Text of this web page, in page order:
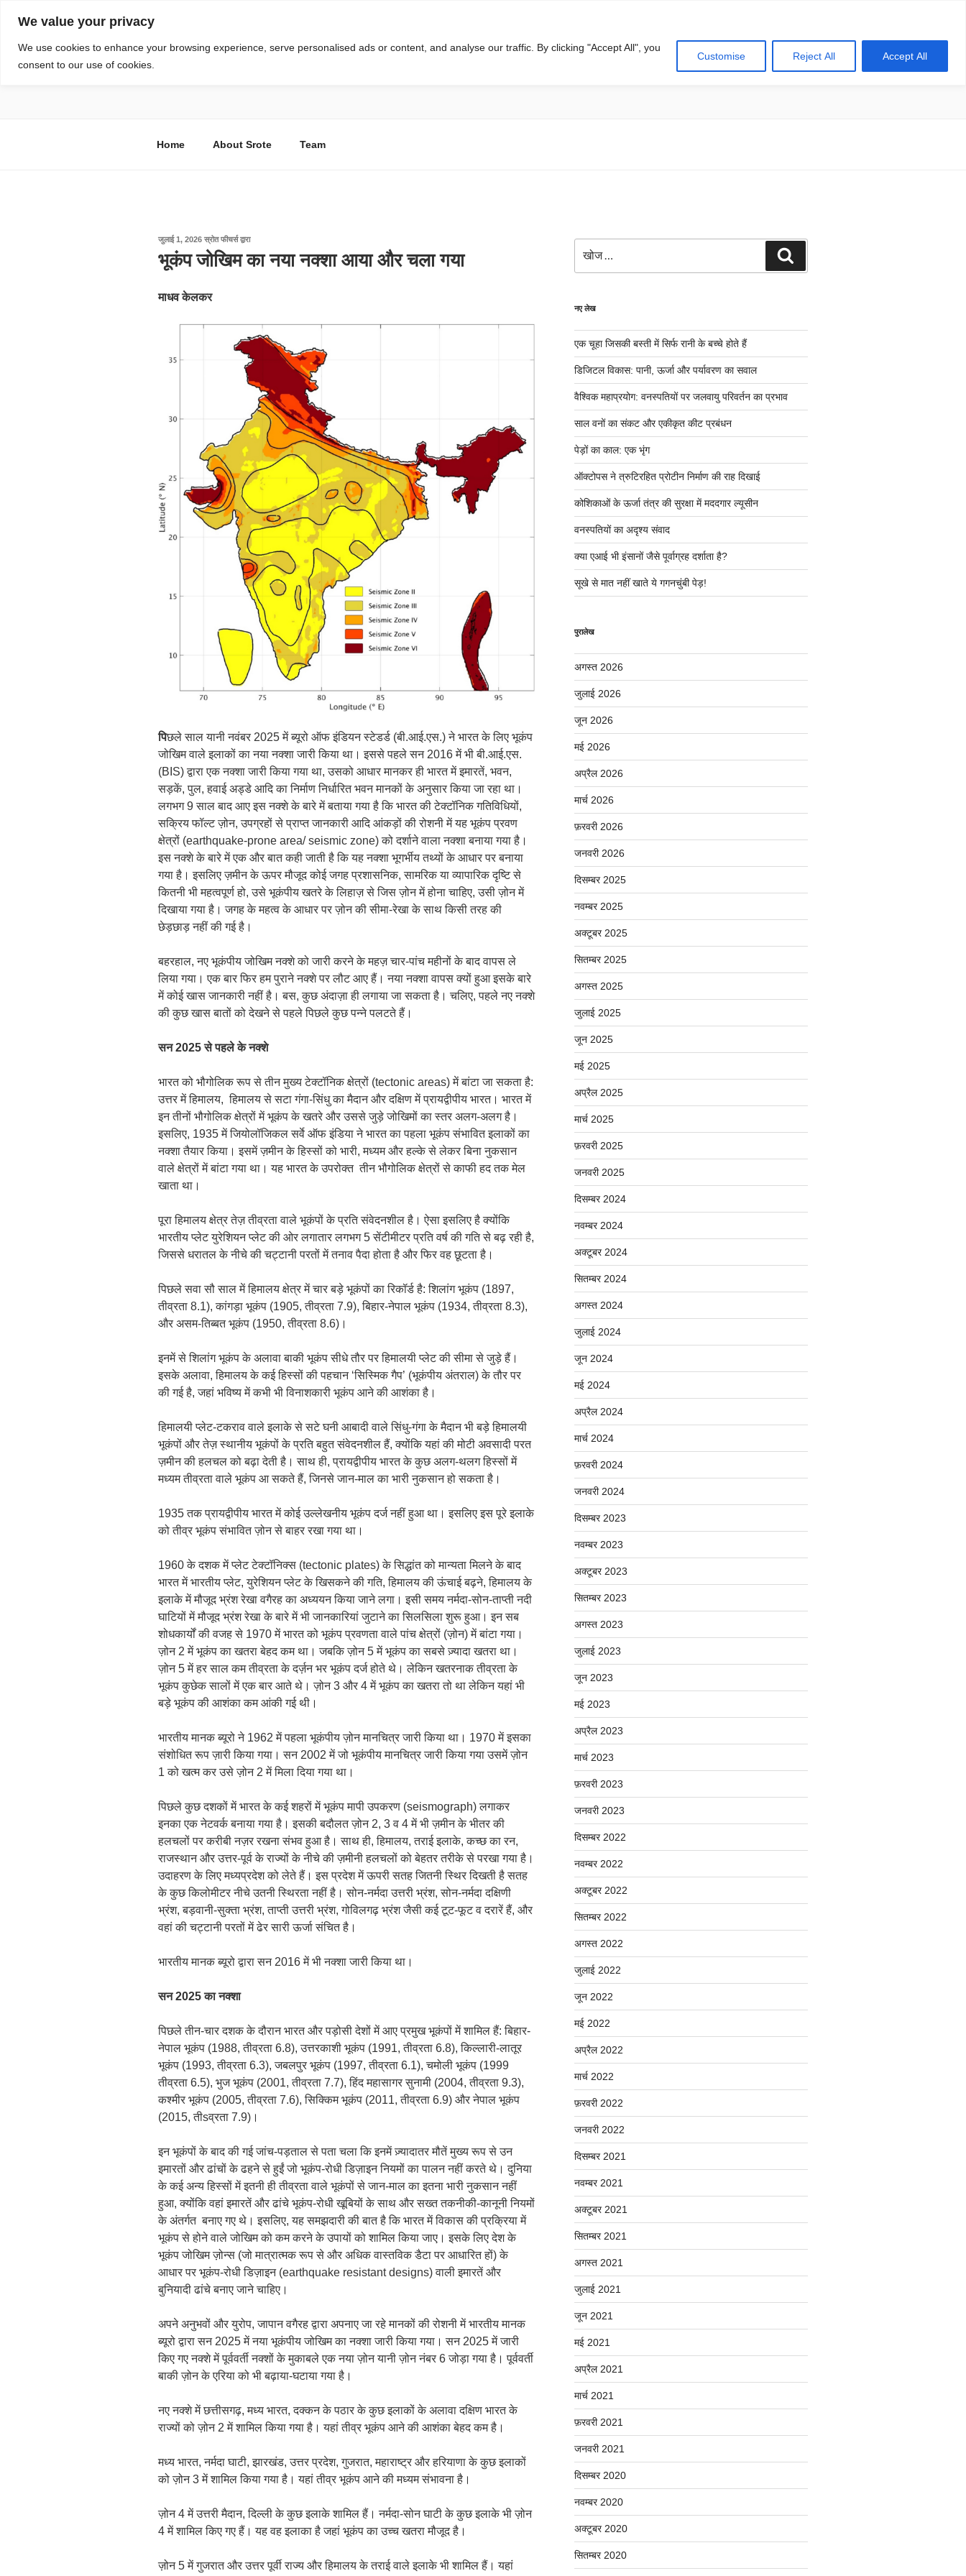
We value your privacy
We use cookies to enhance your browsing experience, serve personalised ads or content, and analyse our traffic. By clicking "Accept All", you
consent to our use of cookies.
Customise Reject All Accept All
स्रोत
Home About Srote Team
जुलाई 1, 2026 पर
प्रकाशित
किया
स्रोत फीचर्सद्वारा
भूकंप जोखिम का नया नक्शा आया और चला गया
माधव केलकर
पिछले साल यानी नवंबर 2025 में ब्यूरो ऑफ इंडियन स्टेडर्ड (बी.आई.एस.) ने भारत के लिए भूकंप
जोखिम वाले इलाकों का नया नक्शा जारी किया था। इससे पहले सन 2016 में भी बी.आई.एस.
(BIS) द्वारा एक नक्शा जारी किया गया था, उसको आधार मानकर ही भारत में इमारतें, भवन,
सड़कें, पुल, हवाई अड्डे आदि का निर्माण निर्धारित भवन मानकों के अनुसार किया जा रहा था।
लगभग 9 साल बाद आए इस नक्शे के बारे में बताया गया है कि भारत की टेक्टॉनिक गतिविधियों,
सक्रिय फॉल्ट ज़ोन, उपग्रहों से प्राप्त जानकारी आदि आंकड़ों की रोशनी में यह भूकंप प्रवण
क्षेत्रों (earthquake-prone area/ seismic zone) को दर्शाने वाला नक्शा बनाया गया है।
इस नक्शे के बारे में एक और बात कही जाती है कि यह नक्शा भूगर्भीय तथ्यों के आधार पर बनाया
गया है। इसलिए ज़मीन के ऊपर मौजूद कोई जगह प्रशासनिक, सामरिक या व्यापारिक दृष्टि से
कितनी भी महत्वपूर्ण हो, उसे भूकंपीय खतरे के लिहाज़ से जिस ज़ोन में होना चाहिए, उसी ज़ोन में
दिखाया गया है। जगह के महत्व के आधार पर ज़ोन की सीमा-रेखा के साथ किसी तरह की
छेड़छाड़ नहीं की गई है।
बहरहाल, नए भूकंपीय जोखिम नक्शे को जारी करने के महज़ चार-पांच महीनों के बाद वापस ले
लिया गया। एक बार फिर हम पुराने नक्शे पर लौट आए हैं। नया नक्शा वापस क्यों हुआ इसके बारे
में कोई खास जानकारी नहीं है। बस, कुछ अंदाज़ा ही लगाया जा सकता है। चलिए, पहले नए नक्शे
की कुछ खास बातों को देखने से पहले पिछले कुछ पन्ने पलटते हैं।
सन2025से पहले के नक्शे
भारत को भौगोलिक रूप से तीन मुख्य टेक्टॉनिक क्षेत्रों (tectonic areas) में बांटा जा सकता है:
उत्तर में हिमालय, हिमालय से सटा गंगा-सिंधु का मैदान और दक्षिण में प्रायद्वीपीय भारत। भारत में
इन तीनों भौगोलिक क्षेत्रों में भूकंप के खतरे और उससे जुड़े जोखिमों का स्तर अलग-अलग है।
इसलिए, 1935 में जियोलॉजिकल सर्वे ऑफ इंडिया ने भारत का पहला भूकंप संभावित इलाकों का
नक्शा तैयार किया। इसमें ज़मीन के हिस्सों को भारी, मध्यम और हल्के से लेकर बिना नुकसान
वाले क्षेत्रों में बांटा गया था। यह भारत के उपरोक्त तीन भौगोलिक क्षेत्रों से काफी हद तक मेल
खाता था।
पूरा हिमालय क्षेत्र तेज़ तीव्रता वाले भूकंपों के प्रति संवेदनशील है। ऐसा इसलिए है क्योंकि
भारतीय प्लेट युरेशियन प्लेट की ओर लगातार लगभग 5 सेंटीमीटर प्रति वर्ष की गति से बढ़ रही है,
जिससे धरातल के नीचे की चट्टानी परतों में तनाव पैदा होता है और फिर वह छूटता है।
पिछले सवा सौ साल में हिमालय क्षेत्र में चार बड़े भूकंपों का रिकॉर्ड है: शिलांग भूकंप (1897,
तीव्रता 8.1), कांगड़ा भूकंप (1905, तीव्रता 7.9), बिहार-नेपाल भूकंप (1934, तीव्रता 8.3),
और असम-तिब्बत भूकंप (1950, तीव्रता 8.6)।
इनमें से शिलांग भूकंप के अलावा बाकी भूकंप सीधे तौर पर हिमालयी प्लेट की सीमा से जुड़े हैं।
इसके अलावा, हिमालय के कई हिस्सों की पहचान ‘सिस्मिक गैप’ (भूकंपीय अंतराल) के तौर पर
की गई है, जहां भविष्य में कभी भी विनाशकारी भूकंप आने की आशंका है।
हिमालयी प्लेट-टकराव वाले इलाके से सटे घनी आबादी वाले सिंधु-गंगा के मैदान भी बड़े हिमालयी
भूकंपों और तेज़ स्थानीय भूकंपों के प्रति बहुत संवेदनशील हैं, क्योंकि यहां की मोटी अवसादी परत
ज़मीन की हलचल को बढ़ा देती है। साथ ही, प्रायद्वीपीय भारत के कुछ अलग-थलग हिस्सों में
मध्यम तीव्रता वाले भूकंप आ सकते हैं, जिनसे जान-माल का भारी नुकसान हो सकता है।
1935 तक प्रायद्वीपीय भारत में कोई उल्लेखनीय भूकंप दर्ज नहीं हुआ था। इसलिए इस पूरे इलाके
को तीव्र भूकंप संभावित ज़ोन से बाहर रखा गया था।
1960 के दशक में प्लेट टेक्टॉनिक्स (tectonic plates) के सिद्धांत को मान्यता मिलने के बाद
भारत में भारतीय प्लेट, युरेशियन प्लेट के खिसकने की गति, हिमालय की ऊंचाई बढ़ने, हिमालय के
इलाके में मौजूद भ्रंश रेखा वगैरह का अध्ययन किया जाने लगा। इसी समय नर्मदा-सोन-ताप्ती नदी
घाटियों में मौजूद भ्रंश रेखा के बारे में भी जानकारियां जुटाने का सिलसिला शुरू हुआ। इन सब
शोधकार्यों की वजह से 1970 में भारत को भूकंप प्रवणता वाले पांच क्षेत्रों (ज़ोन) में बांटा गया।
ज़ोन 2 में भूकंप का खतरा बेहद कम था। जबकि ज़ोन 5 में भूकंप का सबसे ज़्यादा खतरा था।
ज़ोन 5 में हर साल कम तीव्रता के दर्ज़न भर भूकंप दर्ज होते थे। लेकिन खतरनाक तीव्रता के
भूकंप कुछेक सालों में एक बार आते थे। ज़ोन 3 और 4 में भूकंप का खतरा तो था लेकिन यहां भी
बड़े भूकंप की आशंका कम आंकी गई थी।
भारतीय मानक ब्यूरो ने 1962 में पहला भूकंपीय ज़ोन मानचित्र जारी किया था। 1970 में इसका
संशोधित रूप ज़ारी किया गया। सन 2002 में जो भूकंपीय मानचित्र जारी किया गया उसमें ज़ोन
1 को खत्म कर उसे ज़ोन 2 में मिला दिया गया था।
पिछले कुछ दशकों में भारत के कई शहरों में भूकंप मापी उपकरण (seismograph) लगाकर
इनका एक नेटवर्क बनाया गया है। इसकी बदौलत ज़ोन 2, 3 व 4 में भी ज़मीन के भीतर की
हलचलों पर करीबी नज़र रखना संभव हुआ है। साथ ही, हिमालय, तराई इलाके, कच्छ का रन,
राजस्थान और उत्तर-पूर्व के राज्यों के नीचे की ज़मीनी हलचलों को बेहतर तरीके से परखा गया है।
उदाहरण के लिए मध्यप्रदेश को लेते हैं। इस प्रदेश में ऊपरी सतह जितनी स्थिर दिखती है सतह
के कुछ किलोमीटर नीचे उतनी स्थिरता नहीं है। सोन-नर्मदा उत्तरी भ्रंश, सोन-नर्मदा दक्षिणी
भ्रंश, बड़वानी-सुक्ता भ्रंश, ताप्ती उत्तरी भ्रंश, गोविलगढ़ भ्रंश जैसी कई टूट-फूट व दरारें हैं, और
वहां की चट्टानी परतों में ढेर सारी ऊर्जा संचित है।
भारतीय मानक ब्यूरो द्वारा सन 2016 में भी नक्शा जारी किया था।
सन 2025 का नक्शा
पिछले तीन-चार दशक के दौरान भारत और पड़ोसी देशों में आए प्रमुख भूकंपों में शामिल हैं: बिहार-
नेपाल भूकंप (1988, तीव्रता 6.8), उत्तरकाशी भूकंप (1991, तीव्रता 6.8), किल्लारी-लातूर
भूकंप (1993, तीव्रता 6.3), जबलपुर भूकंप (1997, तीव्रता 6.1), चमोली भूकंप (1999
तीव्रता 6.5), भुज भूकंप (2001, तीव्रता 7.7), हिंद महासागर सुनामी (2004, तीव्रता 9.3),
कश्मीर भूकंप (2005, तीव्रता 7.6), सिक्किम भूकंप (2011, तीव्रता 6.9) और नेपाल भूकंप
(2015, तीsव्रता 7.9)।
इन भूकंपों के बाद की गई जांच-पड़ताल से पता चला कि इनमें ज़्यादातर मौतें मुख्य रूप से उन
इमारतों और ढांचों के ढहने से हुईं जो भूकंप-रोधी डिज़ाइन नियमों का पालन नहीं करते थे। दुनिया
के कई अन्य हिस्सों में इतनी ही तीव्रता वाले भूकंपों से जान-माल का इतना भारी नुकसान नहीं
हुआ, क्योंकि वहां इमारतें और ढांचे भूकंप-रोधी खूबियों के साथ और सख्त तकनीकी-कानूनी नियमों
के अंतर्गत बनाए गए थे। इसलिए, यह समझदारी की बात है कि भारत में विकास की प्रक्रिया में
भूकंप से होने वाले जोखिम को कम करने के उपायों को शामिल किया जाए। इसके लिए देश के
भूकंप जोखिम ज़ोन्स (जो मात्रात्मक रूप से और अधिक वास्तविक डैटा पर आधारित हों) के
आधार पर भूकंप-रोधी डिज़ाइन (earthquake resistant designs) वाली इमारतें और
बुनियादी ढांचे बनाए जाने चाहिए।
अपने अनुभवों और युरोप, जापान वगैरह द्वारा अपनाए जा रहे मानकों की रोशनी में भारतीय मानक
ब्यूरो द्वारा सन 2025 में नया भूकंपीय जोखिम का नक्शा जारी किया गया। सन 2025 में जारी
किए गए नक्शे में पूर्ववर्ती नक्शों के मुकाबले एक नया ज़ोन यानी ज़ोन नंबर 6 जोड़ा गया है। पूर्ववर्ती
बाकी ज़ोन के एरिया को भी बढ़ाया-घटाया गया है।
नए नक्शे में छत्तीसगढ़, मध्य भारत, दक्कन के पठार के कुछ इलाकों के अलावा दक्षिण भारत के
राज्यों को ज़ोन 2 में शामिल किया गया है। यहां तीव्र भूकंप आने की आशंका बेहद कम है।
मध्य भारत, नर्मदा घाटी, झारखंड, उत्तर प्रदेश, गुजरात, महाराष्ट्र और हरियाणा के कुछ इलाकों
को ज़ोन 3 में शामिल किया गया है। यहां तीव्र भूकंप आने की मध्यम संभावना है।
ज़ोन 4 में उत्तरी मैदान, दिल्ली के कुछ इलाके शामिल हैं। नर्मदा-सोन घाटी के कुछ इलाके भी ज़ोन
4 में शामिल किए गए हैं। यह वह इलाका है जहां भूकंप का उच्च खतरा मौजूद है।
ज़ोन 5 में गुजरात और उत्तर पूर्वी राज्य और हिमालय के तराई वाले इलाके भी शामिल हैं। यहां
नए लेख
एक चूहा जिसकी बस्ती में सिर्फ रानी के बच्चे होते हैं
डिजिटल विकास: पानी, ऊर्जा और पर्यावरण का सवाल
वैश्विक महाप्रयोग: वनस्पतियों पर जलवायु परिवर्तन का प्रभाव
साल वनों का संकट और एकीकृत कीट प्रबंधन
पेड़ों का काल: एक भृंग
ऑक्टोपस ने त्रुटिरहित प्रोटीन निर्माण की राह दिखाई
कोशिकाओं के ऊर्जा तंत्र की सुरक्षा में मददगार ल्यूसीन
वनस्पतियों का अदृश्य संवाद
क्या एआई भी इंसानों जैसे पूर्वाग्रह दर्शाता है?
सूखे से मात नहीं खाते ये गगनचुंबी पेड़!
पुरालेख
अगस्त 2026
जुलाई 2026
जून 2026
मई 2026
अप्रैल 2026
मार्च 2026
फ़रवरी 2026
जनवरी 2026
दिसम्बर 2025
नवम्बर 2025
अक्टूबर 2025
सितम्बर 2025
अगस्त 2025
जुलाई 2025
जून 2025
मई 2025
अप्रैल 2025
मार्च 2025
फ़रवरी 2025
जनवरी 2025
दिसम्बर 2024
नवम्बर 2024
अक्टूबर 2024
सितम्बर 2024
अगस्त 2024
जुलाई 2024
जून 2024
मई 2024
अप्रैल 2024
मार्च 2024
फ़रवरी 2024
जनवरी 2024
दिसम्बर 2023
नवम्बर 2023
अक्टूबर 2023
सितम्बर 2023
अगस्त 2023
जुलाई 2023
जून 2023
मई 2023
अप्रैल 2023
मार्च 2023
फ़रवरी 2023
जनवरी 2023
दिसम्बर 2022
नवम्बर 2022
अक्टूबर 2022
सितम्बर 2022
अगस्त 2022
जुलाई 2022
जून 2022
मई 2022
अप्रैल 2022
मार्च 2022
फ़रवरी 2022
जनवरी 2022
दिसम्बर 2021
नवम्बर 2021
अक्टूबर 2021
सितम्बर 2021
अगस्त 2021
जुलाई 2021
जून 2021
मई 2021
अप्रैल 2021
मार्च 2021
फ़रवरी 2021
जनवरी 2021
दिसम्बर 2020
नवम्बर 2020
अक्टूबर 2020
सितम्बर 2020